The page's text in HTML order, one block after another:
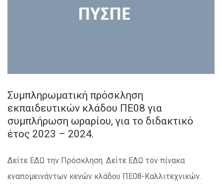
Συμπληρωματική πρόσκληση
εκπαιδευτικών κλάδου ΠΕ08 για
συμπλήρωση ωραρίου, για το διδακτικό
έτος 2023 – 2024.
Δείτε ΕΔΩ την Πρόσκληση. Δείτε ΕΔΩ τον πίνακα
εναπομεινάντων κενών κλάδου ΠΕ08-Καλλιτεχνικών.